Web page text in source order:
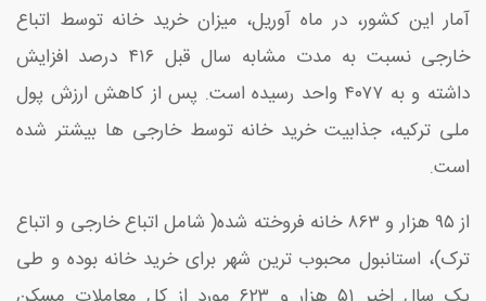
آمار این کشور، در ماه آوریل، میزان خرید خانه توسط اتباع
خارجی نسبت به مدت مشابه سال قبل ۴۱۶ درصد افزایش
داشته و به ۴۰۷۷ واحد رسیده است. پس از کاهش ارزش پول
ملی ترکیه، جذابیت خرید خانه توسط خارجی ها بیشتر شده
است.
از ۹۵ هزار و ۸۶۳ خانه فروخته شده( شامل اتباع خارجی و اتباع
ترک)، استانبول محبوب ترین شهر برای خرید خانه بوده و طی